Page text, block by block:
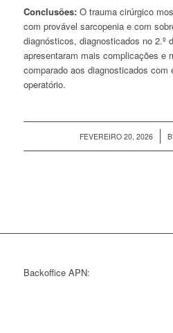
Conclusões: O trauma cirúrgico
com provável sarcopenia e com
diagnósticos, diagnosticados no 2.º
apresentaram mais complicações e
comparado aos diagnosticados com
operatório.
FEVEREIRO 20, 2026
/
Backoffice APN: